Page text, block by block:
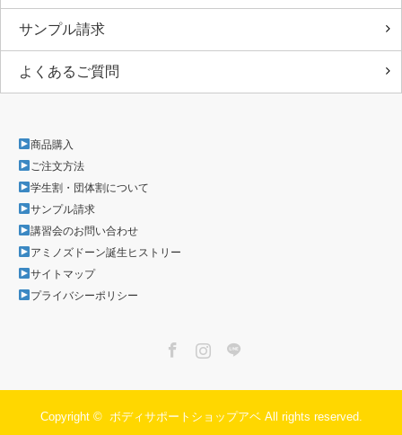
サンプル請求
よくあるご質問
商品購入
ご注文方法
学生割・団体割について
サンプル請求
講習会のお問い合わせ
アミノズドーン誕生ヒストリー
サイトマップ
プライバシーポリシー
Copyright © ボディサポートショップアベAll rights reserved.